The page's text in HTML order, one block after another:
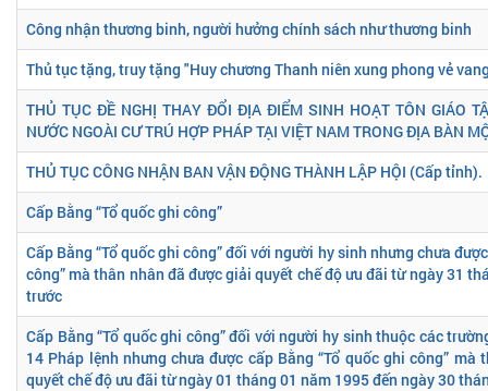
Công nhận thương binh, người hưởng chính sách như thương binh
Thủ tục tặng, truy tặng "Huy chương Thanh niên xung phong vẻ
THỦ TỤC ĐỀ NGHỊ THAY ĐỔI ĐỊA ĐIỂM SINH HOẠT TÔN GIÁO
NƯỚC NGOÀI CƯ TRÚ HỢP PHÁP TẠI VIỆT NAM TRONG ĐỊA BÀN
THỦ TỤC CÔNG NHẬN BAN VẬN ĐỘNG THÀNH LẬP HỘI (Cấp tỉnh).
Cấp Bằng “Tổ quốc ghi công”
Cấp Bằng “Tổ quốc ghi công” đối với người hy sinh nhưng chưa
công” mà thân nhân đã được giải quyết chế độ ưu đãi từ ngày 31
trước
Cấp Bằng “Tổ quốc ghi công” đối với người hy sinh thuộc các
14 Pháp lệnh nhưng chưa được cấp Bằng “Tổ quốc ghi công” mà
quyết chế độ ưu đãi từ ngày 01 tháng 01 năm 1995 đến ngày 30